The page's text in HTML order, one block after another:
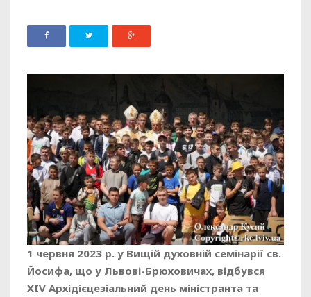
1 червня 2023 р. у Вищій духовній семінарії св.
Йосифа, що у Львові-Брюховичах, відбувся
XIV Архідієцезіальний день міністранта та